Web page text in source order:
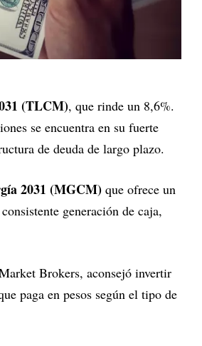
(TLCM), que rinde un 8,6%.
se encuentra en su fuerte
de deuda de largo plazo.
2031 (MGCM) que ofrece un
generación de caja,
Brokers, aconsejó invertir
paga en pesos según el tipo de